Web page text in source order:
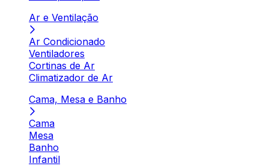
Ar e Ventilação
Ar Condicionado
Ventiladores
Cortinas de Ar
Climatizador de Ar
Cama, Mesa e Banho
Cama
Mesa
Banho
Infantil